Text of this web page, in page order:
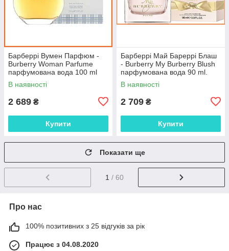
Барберрі Вумен Парфюм -
Burberry Woman Parfume
парфумована вода 100 ml
В наявності
2 689 ₴
Купити
Барберрі Май Бареррі Блаш
- Burberry My Burberry Blush
парфумована вода 90 ml.
В наявності
2 709 ₴
Купити
Показати ще
1 / 60
Про нас
100% позитивних з 25 відгуків за рік
Працює з 04.08.2020